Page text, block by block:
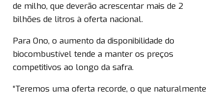
de milho, que deverão acrescentar mais de 2
bilhões de litros à oferta nacional.
Para Ono, o aumento da disponibilidade do
biocombustível tende a manter os preços
competitivos ao longo da safra.
“Teremos uma oferta recorde, o que naturalmente